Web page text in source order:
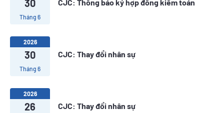
30
Tháng 6
CJC: Thông báo ký hợp đồng kiểm toán
2026
30
Tháng 6
CJC: Thay đổi nhân sự
2026
26 CJC: Thay đổi nhân sự